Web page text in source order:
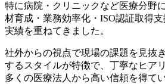
特に病院・クリニックなど医療分野
材育成・業務効率化・ISO認証取得
実績を重ねてきました。
社外からの視点で現場の課題を見抜
するスタイルが特徴で、丁寧なヒア
多くの医療法人から高い信頼を得てい